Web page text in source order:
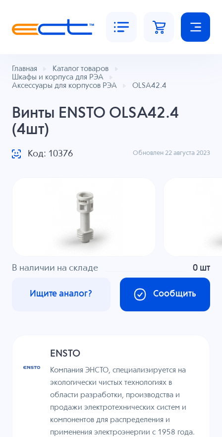
Главная
Каталог товаров
Шкафы и корпуса для РЭА
Аксессуары для корпусов РЭА
OLSA42.4
Винты ENSTO OLSA42.4
(4шт)
Код: 10376 Обновлен 22 августа 2023
В наличии на складе 0 шт
Сообщить
Ищите аналог?
ENSTO
Компания ЭНСТО, специализируется на
экологически чистых технологиях в
области разработки, производства и
продажи электротехнических систем и
компонентов для распределения и
применения электроэнергии с 1958 года.